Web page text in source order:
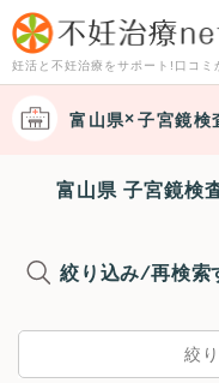
妊活と不妊治療をサポート!口コミ
富山県 子宮鏡検
富山県 子宮鏡検
絞り込み/再検索
絞